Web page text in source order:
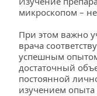
микроскопом –
При этом важно
врача
успешным
достаточный
постоянной
изучением опыта